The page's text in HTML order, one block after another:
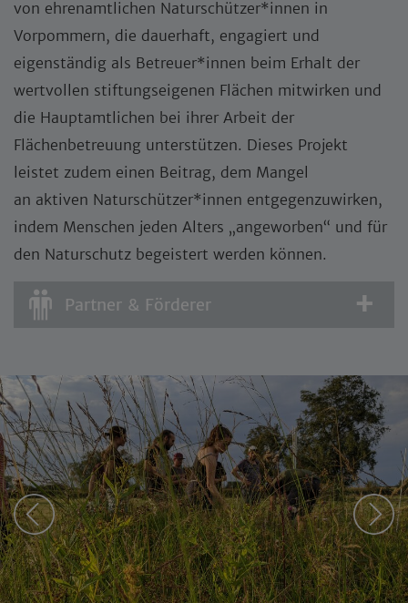
von ehrenamtlichen Naturschützer*innen in
Vorpommern, die dauerhaft, engagiert und
eigenständig als Betreuer*innen beim Erhalt der
wertvollen stiftungseigenen Flächen mitwirken und
die Hauptamtlichen bei ihrer Arbeit der
Flächenbetreuung unterstützen. Dieses Projekt
leistet zudem einen Beitrag, dem Mangel
an aktiven Naturschützer*innen entgegenzuwirken,
indem Menschen jeden Alters „angeworben“ und für
den Naturschutz begeistert werden können.
Partner & Förderer